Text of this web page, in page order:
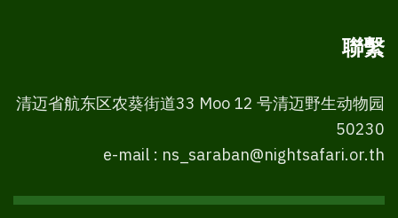
聯繫
清迈省航东区农葵街道33 Moo 12 号清迈野生动物园
50230
e-mail : ns_saraban@nightsafari.or.th